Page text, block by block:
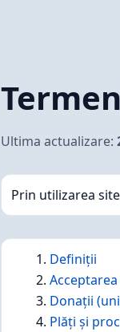
Ultima actualizare:
Prin utilizarea
Definiții
Donații
Plăți și